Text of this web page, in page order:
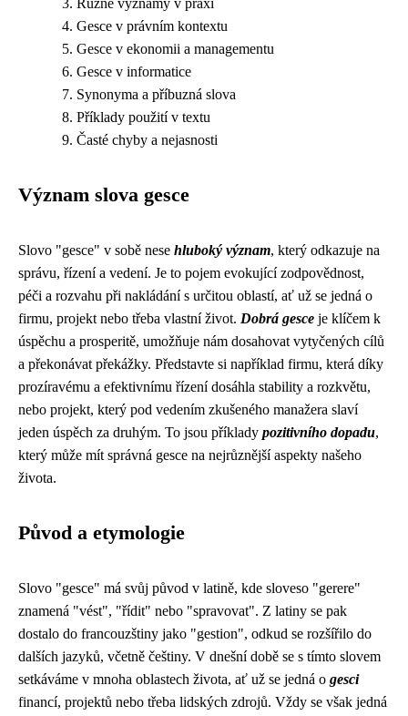
Různé významy v praxi
Gesce v právním kontextu
Gesce v ekonomii a managementu
Gesce v informatice
Synonyma a příbuzná slova
Příklady použití v textu
Časté chyby a nejasnosti
Význam slova gesce
Slovo "gesce" v sobě nese hluboký význam, který odkazuje na
správu, řízení a vedení. Je to pojem evokující zodpovědnost,
péči a rozvahu při nakládání s určitou oblastí, ať už se jedná o
firmu, projekt nebo třeba vlastní život. Dobrá gesce je klíčem k
úspěchu a prosperitě, umožňuje nám dosahovat vytyčených cílů
a překonávat překážky. Představte si například firmu, která díky
prozíravému a efektivnímu řízení dosáhla stability a rozkvětu,
nebo projekt, který pod vedením zkušeného manažera slaví
jeden úspěch za druhým. To jsou příklady pozitivního dopadu,
který může mít správná gesce na nejrůznější aspekty našeho
života.
Původ a etymologie
Slovo "gesce" má svůj původ v latině, kde sloveso "gerere"
znamená "vést", "řídit" nebo "spravovat". Z latiny se pak
dostalo do francouzštiny jako "gestion", odkud se rozšířilo do
dalších jazyků, včetně češtiny. V dnešní době se s tímto slovem
setkáváme v mnoha oblastech života, ať už se jedná o gesci
financí, projektů nebo třeba lidských zdrojů. Vždy se však jedná